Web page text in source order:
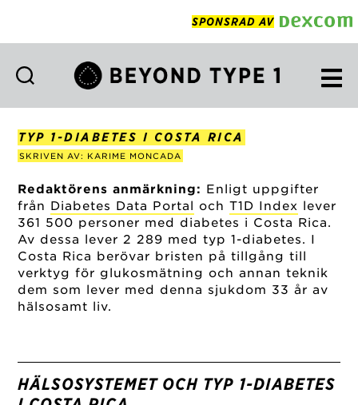
SPONSRAD AV
1
Swedish
TYP 1-DIABETES I COSTA RICA
SKRIVEN AV: KARIME MONCADA
Redaktörens anmärkning: Enligt uppgifter
från Diabetes Data Portal ochT1D Index lever
361 500 personer med diabetes i Costa Rica.
Av dessa lever 2 289 med typ 1-diabetes. I
Costa Rica berövar bristen på tillgång till
verktyg för glukosmätning och annan teknik
dem som lever med denna sjukdom 33 år av
hälsosamt liv.
HÄLSOSYSTEMET OCH TYP 1-DIABETES